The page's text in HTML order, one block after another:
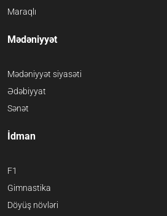
Maraqlı
Mədəniyyət
Mədəniyyət siyasəti
Ədəbiyyat
Sənət
İdman
F1
Gimnastika
Döyüş növləri